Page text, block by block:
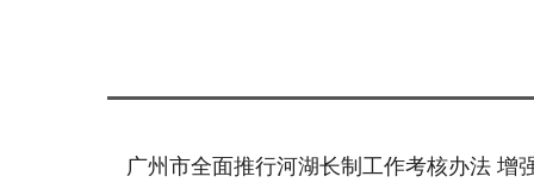
广州市全面推行河湖长制工作考核办法 增